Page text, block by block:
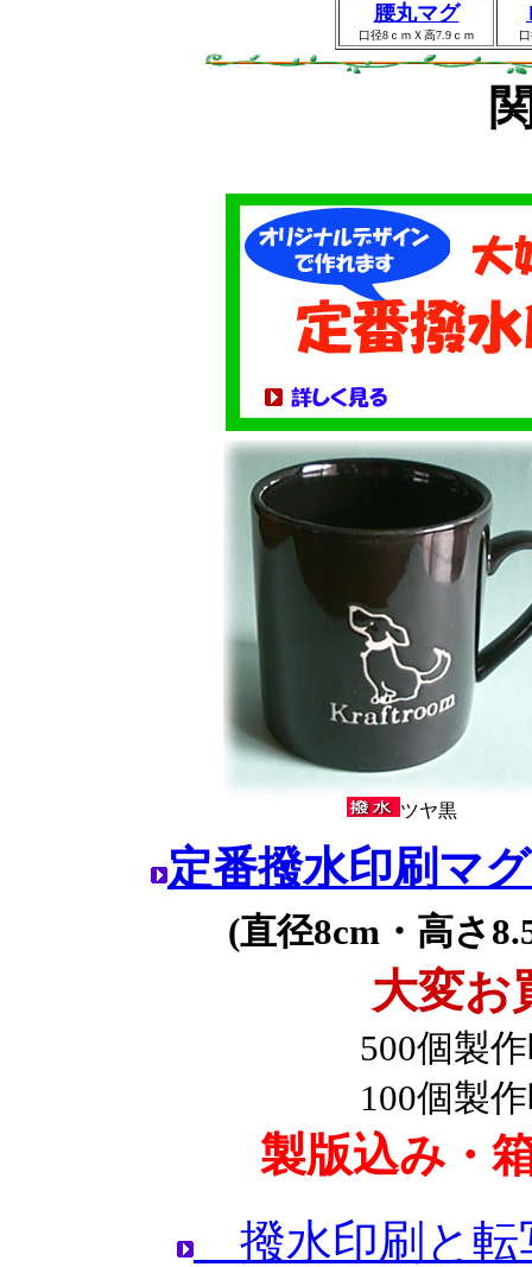
腰丸マグ
口径8ｃｍＸ高7.9ｃｍ
ツヤ黒
定番撥水印刷マ
(直径8cm・高さ
大変お
500個製
100個製
製版込み ・
撥水印刷と転